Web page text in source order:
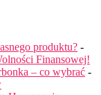
produktu? -
Finansowej!
– co wybrać -